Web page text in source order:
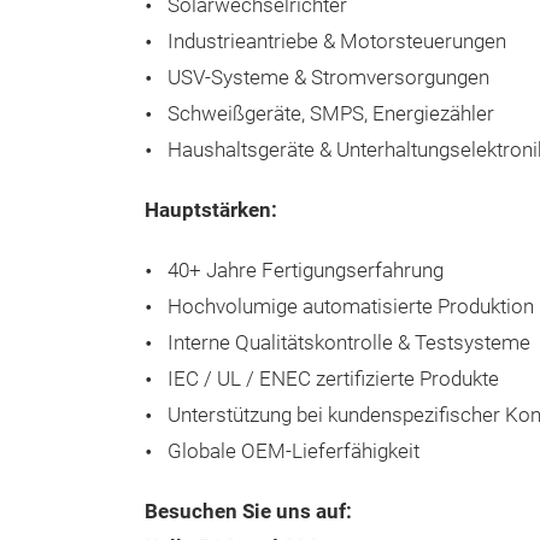
Solarwechselrichter
Industrieantriebe & Motorsteuerungen
USV-Systeme & Stromversorgungen
Schweißgeräte, SMPS, Energiezähler
Haushaltsgeräte &
Hauptstärken:
40+ Jahre Fertigungserfahrung
Hochvolumige automatisierte Produktion
Interne Qualitätskontrolle & Testsysteme
IEC / UL / ENEC zertifizierte Produkte
Unterstützung bei kundenspezifischer
Globale OEM-Lieferfähigkeit
Besuchen Sie uns auf: